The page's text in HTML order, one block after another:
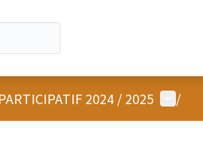
2024 / 2025 Menu
/